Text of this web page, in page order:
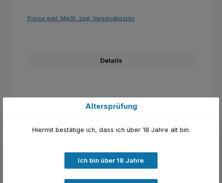
Preise exkl. MwSt. zzgl. Versandkosten
Details
Altersprüfung
Hiermit bestätige ich, dass ich über 18 Jahre alt bin.
Ich bin über 18 Jahre